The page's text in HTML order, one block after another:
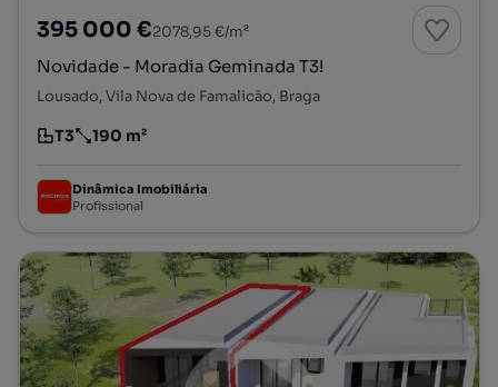
395 000 €2078,95 €/m²
Novidade - Moradia Geminada T3!
Lousado, Vila Nova de Famalicão, Braga
Tipologia
T3
Preço por metro quadrado
190 m²
Dinâmica Imobiliária
Profissional